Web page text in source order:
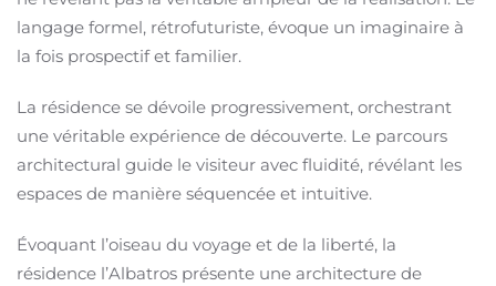
langage formel, rétrofuturiste, évoque un imaginaire à
la fois prospectif et familier.
La résidence se dévoile progressivement, orchestrant
une véritable expérience de découverte. Le parcours
architectural guide le visiteur avec fluidité, révélant les
espaces de manière séquencée et intuitive.
Évoquant l’oiseau du voyage et de la liberté, la
résidence l’Albatros présente une architecture de